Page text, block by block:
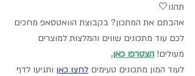
תהנו🤍
אהבתם את המתכון? בקבוצת הוואטסאפ מחכים
לכם עוד מתכונים שווים והמלצות למוצרים
מעולים! הצטרפו כאן.
לעוד המון מתכונים טעימים לחצו כאן ותגיעו לדף